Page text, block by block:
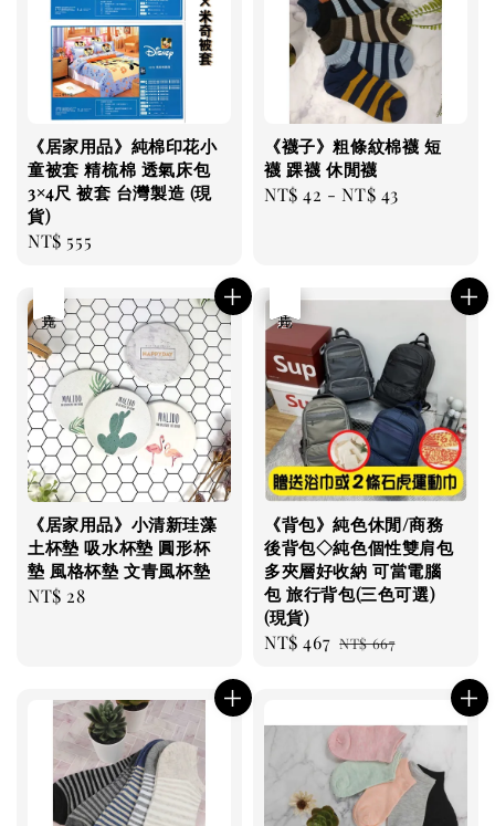
《居家用品》純棉印花小
童被套 精梳棉 透氣床包
3×4尺 被套 台灣製造 (現
貨)
Regular
NT$ 555
《襪子》粗條紋棉襪 短
襪 踝襪 休閒襪
Regular
NT$ 42 -NT$ 43
《居家用品》小清新珪藻
土杯墊 吸水杯墊 圓形杯
墊 風格杯墊 文青風杯墊
Regular
NT$ 28
《背包》純色休閒/商務
後背包◇純色個性雙肩包
多夾層好收納 可當電腦
包 旅行背包(三色可選)
(現貨)
Sale
NT$ 467 Regular
NT$ 667